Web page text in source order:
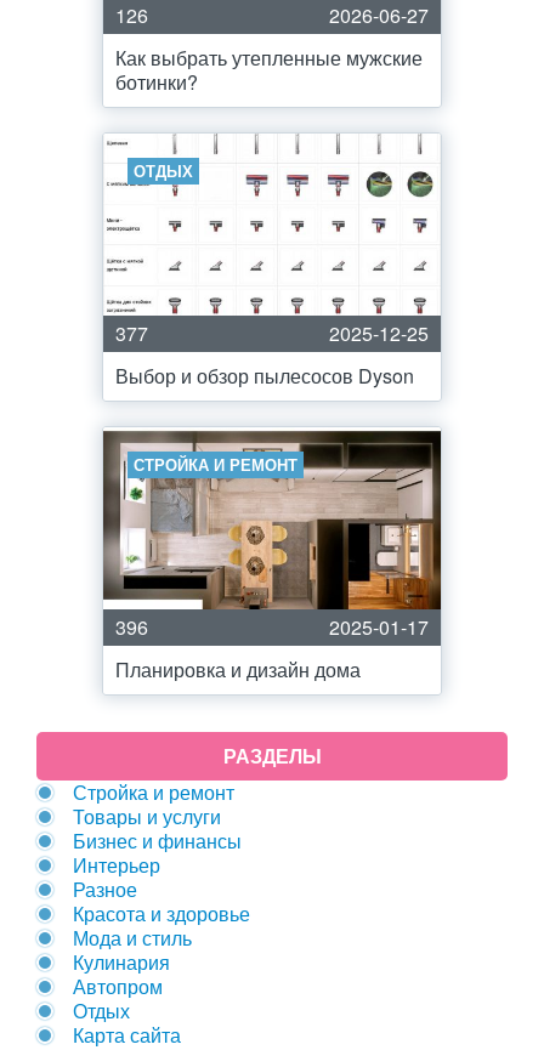
126
2026-06-27
Как выбрать утепленные мужские
ботинки?
ОТДЫХ
377
2025-12-25
Выбор и обзор пылесосов Dyson
СТРОЙКА И РЕМОНТ
396
2025-01-17
Планировка и дизайн дома
РАЗДЕЛЫ
Стройка и ремонт
Товары и услуги
Бизнес и финансы
Интерьер
Разное
Красота и здоровье
Мода и стиль
Кулинария
Автопром
Отдых
Карта сайта